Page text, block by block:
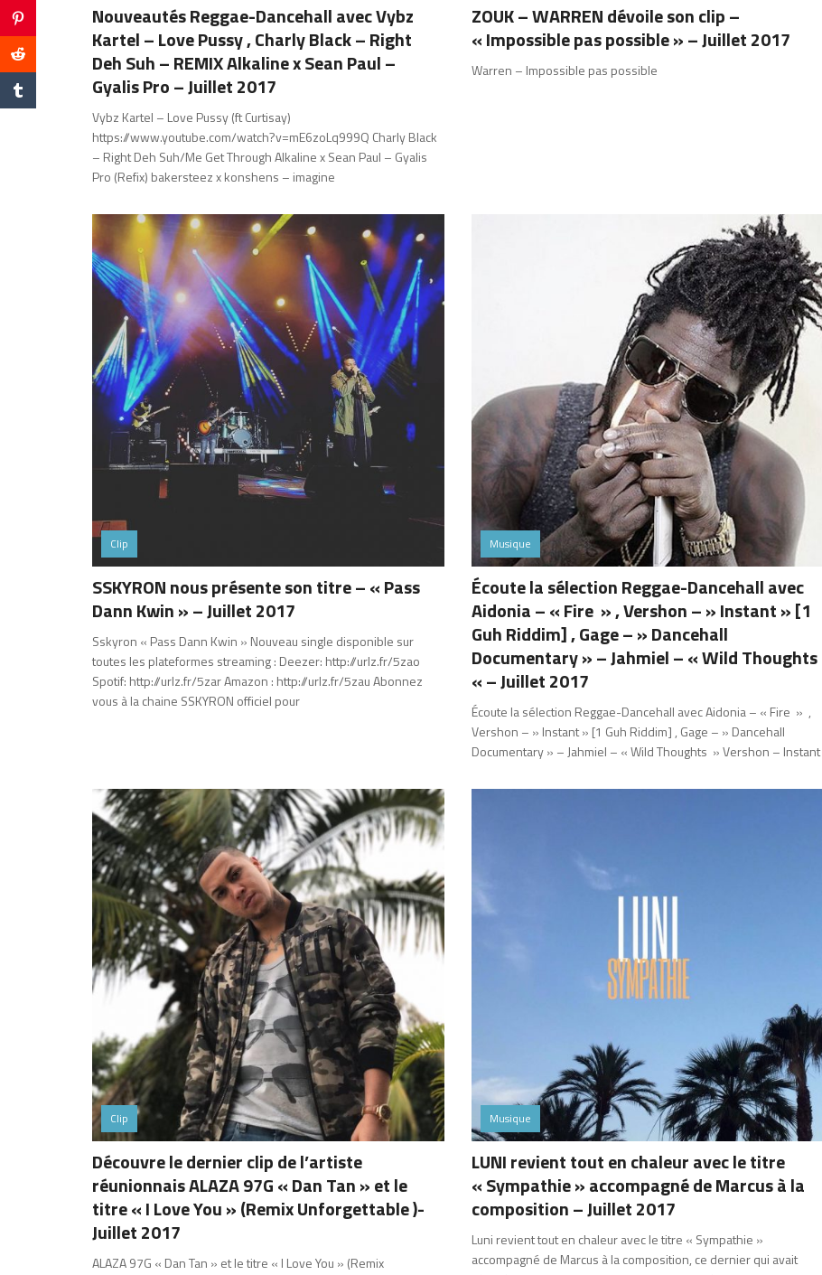
Nouveautés Reggae-Dancehall avec Vybz
Kartel – Love Pussy , Charly Black – Right
Deh Suh – REMIX Alkaline x Sean Paul –
Gyalis Pro – Juillet 2017
Vybz Kartel – Love Pussy (ft Curtisay)
https://www.youtube.com/watch?v=mE6zoLq999Q Charly Black
– Right Deh Suh/Me Get Through Alkaline x Sean Paul – Gyalis
Pro (Refix) bakersteez x konshens – imagine
ZOUK – WARREN dévoile son clip –
« Impossible pas possible » – Juillet 2017
Warren – Impossible pas possible
Clip
SSKYRON nous présente son titre – « Pass
Dann Kwin » – Juillet 2017
Sskyron « Pass Dann Kwin » Nouveau single disponible sur
toutes les plateformes streaming : Deezer: http://urlz.fr/5zao
Spotif: http://urlz.fr/5zar Amazon : http://urlz.fr/5zau Abonnez
vous à la chaine SSKYRON officiel pour
Musique
Écoute la sélection Reggae-Dancehall avec
Aidonia – « Fire » , Vershon – » Instant » [1
Guh Riddim] , Gage – » Dancehall
Documentary » – Jahmiel – « Wild Thoughts
« – Juillet 2017
Écoute la sélection Reggae-Dancehall avec Aidonia – « Fire » ,
Vershon – » Instant » [1 Guh Riddim] , Gage – » Dancehall
Documentary » – Jahmiel – « Wild Thoughts » Vershon – Instant
Clip
Découvre le dernier clip de l’artiste
réunionnais ALAZA 97G « Dan Tan » et le
titre « I Love You » (Remix Unforgettable )-
Juillet 2017
ALAZA 97G « Dan Tan » et le titre « I Love You » (Remix
Musique
LUNI revient tout en chaleur avec le titre
« Sympathie » accompagné de Marcus à la
composition – Juillet 2017
Luni revient tout en chaleur avec le titre « Sympathie »
accompagné de Marcus à la composition, ce dernier qui avait